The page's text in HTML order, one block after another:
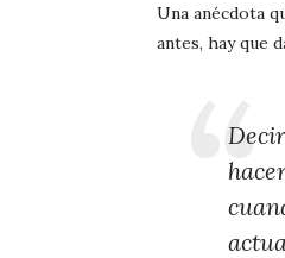
Una anécdota
antes, hay que